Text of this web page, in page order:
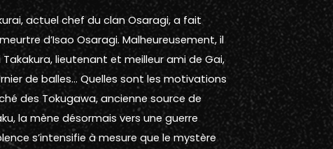
actuel chef du clan Osaragi, a fait
d’Isao Osaragi. Malheureusement, il
Takakura, lieutenant et meilleur ami de Gai,
de balles… Quelles sont les motivations
des Tokugawa, ancienne source de
la mène désormais vers une guerre
s’intensifie à mesure que le mystère